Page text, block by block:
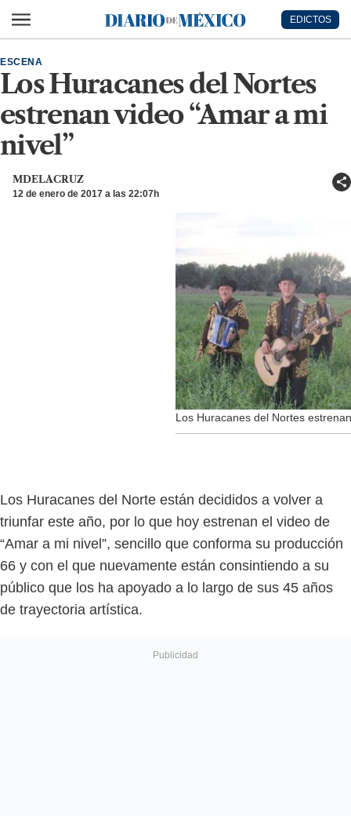
Diario de México
EDICTOS
Los Huracanes del Nortes
estrenan video “Amar a mi
nivel”
ESCENA
MDELACRUZ
12 de enero de 2017 a las 22:07h
Los Huracanes del Nortes
Los Huracanes del Norte están decididos a volver a
triunfar este año, por lo que hoy estrenan el video de
“Amar a mi nivel”, sencillo que conforma su producción
66 y con el que nuevamente están consintiendo a su
público que los ha apoyado a lo largo de sus 45 años
de trayectoria artística.